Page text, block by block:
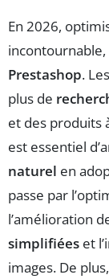
En 2026,
Prestashop.
plus de
et des produits
est essentiel
naturel en
passe par
l’amélioration
simplifiées et
images. De